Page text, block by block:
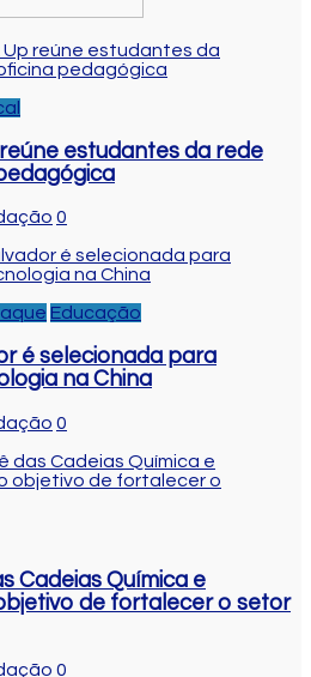
estudantes da rede
0
Educação
é selecionada para
na China
0
Cadeias Química e
de fortalecer o setor
0